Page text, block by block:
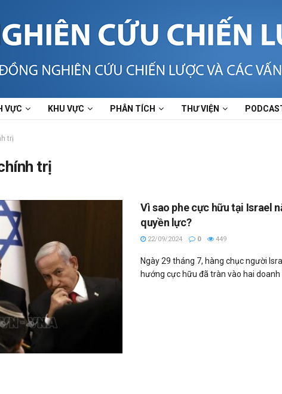
VỰC KHU VỰC PHÂN TÍCH THƯ VIỆN
trị
trị
Vì sao phe cực hữu tại Israel
quyền lực?
22/09/2024 0 449
Ngày 29 tháng 7, hàng chục người
hướng cực hữu đã tràn vào hai doanh